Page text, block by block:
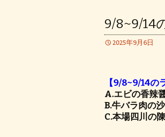
9/8~9/14
2025年9月6日
【9/8~9/14の
A.エビの香辣
B.牛バラ肉の
C.本場四川の